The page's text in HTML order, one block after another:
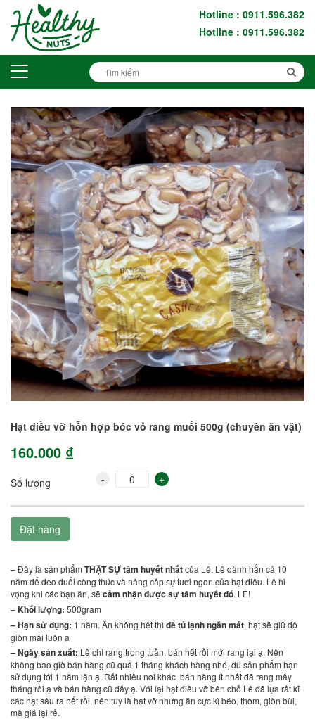
Hotline : 0911.596.382
Hotline : 0911.596.382
Hạt điều vỡ hỗn hợp bóc vỏ rang muối 500g (chuyên ăn vặt)
160.000 ₫
Số lượng - +
Đặt hàng
– Đây là sản phẩm THẬT SỰ tâm huyết nhấtcủa Lê, Lê dành hẳn cả 10
năm để đeo đuổi công thức và nâng cấp sự tươi ngon của hạt điều. Lê hi
vọng khi các bạn ăn, sẽ cảm nhận được sự tâm huyết đó. LÊ!
–Khối lượng: 500gram
– Hạn sử dụng: 1 năm. Ăn không hết thìđể tủ lạnh ngăn mát, hạt sẽ giữ độ
giòn mãi luôn ạ
– Ngày sản xuất: Lê chỉ rang trong tuần, bán hết rồi mới rang lại ạ. Nên
không bao giờ bán hàng cũ quá 1 tháng khách hàng nhé, dù sản phẩm hạn
sử dụng tới 1 năm lận ạ. Rất nhiều nơi khác bán hàng ít nhất đã rang mấy
tháng rồi ạ và bán hàng cũ đấy ạ. Với lại hạt điều vỡ bên chỗ Lê đã lựa rất kĩ
các hạt sâu ra hết rồi, nên tuy là hạt vỡ nhưng ăn cực kì béo, thơm, giòn bùi,
mà giá lại rẻ.